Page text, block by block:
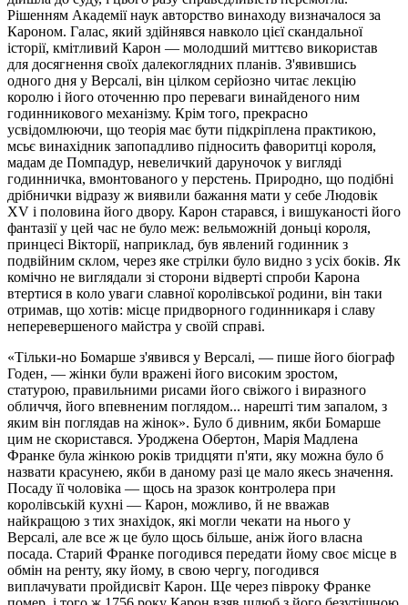
Рішенням Академії наук авторство винаходу визначалося за
Кароном. Галас, який здійнявся навколо цієї скандальної
історії, кмітливий Карон — молодший миттєво використав
для досягнення своїх далекоглядних планів. З'явившись
одного дня у Версалі, він цілком серйозно читає лекцію
королю і його оточенню про переваги винайденого ним
годинникового механізму. Крім того, прекрасно
усвідомлюючи, що теорія має бути підкріплена практикою,
мсьє винахідник запопадливо підносить фаворитці короля,
мадам де Помпадур, невеличкий даруночок у вигляді
годинничка, вмонтованого у перстень. Природно, що подібні
дрібнички відразу ж виявили бажання мати у себе Людовік
XV і половина його двору. Карон старався, і вишуканості його
фантазії у цей час не було меж: вельможній доньці короля,
принцесі Вікторії, наприклад, був явлений годинник з
подвійним склом, через яке стрілки було видно з усіх боків. Як
комічно не виглядали зі сторони відверті спроби Карона
втертися в коло уваги славної королівської родини, він таки
отримав, що хотів: місце придворного годинникаря і славу
неперевершеного майстра у своїй справі.
«Тільки-но Бомарше з'явився у Версалі, — пише його біограф
Годен, — жінки були вражені його високим зростом,
статурою, правильними рисами його свіжого і виразного
обличчя, його впевненим поглядом... нарешті тим запалом, з
яким він поглядав на жінок». Було б дивним, якби Бомарше
цим не скористався. Уроджена Обертон, Марія Мадлена
Франке була жінкою років тридцяти п'яти, яку можна було б
назвати красунею, якби в даному разі це мало якесь значення.
Посаду її чоловіка — щось на зразок контролера при
королівській кухні — Карон, можливо, й не вважав
найкращою з тих знахідок, які могли чекати на нього у
Версалі, але все ж це було щось більше, аніж його власна
посада. Старий Франке погодився передати йому своє місце в
обмін на ренту, яку йому, в свою чергу, погодився
виплачувати пройдисвіт Карон. Ще через півроку Франке